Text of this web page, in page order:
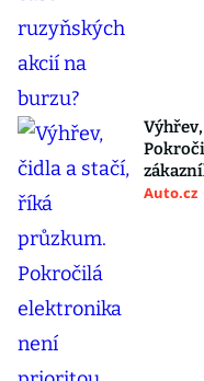
Auto.cz